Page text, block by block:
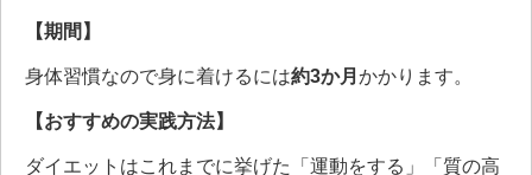
【期間】
身体習慣なので身に着けるには約3か月 かかります。
【おすすめの実践方法】
ダイエットはこれまでに挙げた「運動をする」「質の高